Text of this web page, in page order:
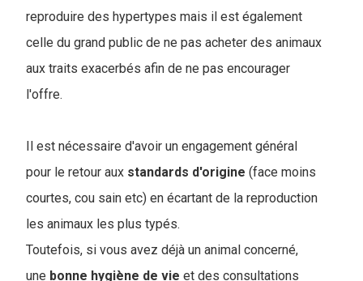
reproduire des hypertypes mais il est également
celle du grand public de ne pas acheter des animaux
aux traits exacerbés afin de ne pas encourager
l'offre.
Il est nécessaire d'avoir un engagement général
pour le retour aux standards d'origine (face moins
courtes, cou sain etc) en écartant de la reproduction
les animaux les plus typés.
Toutefois, si vous avez déjà un animal concerné,
une bonne hygiène de vie et des consultations